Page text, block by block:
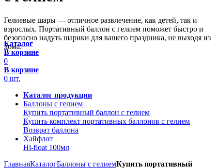
Гелиевые шары — отличное развлечение, как детей, так и
взрослых. Портативный баллон с гелием поможет быстро и
безопасно надуть шарики для вашего праздника, не выходя из
дома.
Каталог
В корзине
0
В корзине
0 шт.
Каталог продукции
Баллоны с гелием
Купить портативный баллон с гелием
Купить комплект портативных баллонов с гелием
Возврат баллона
Хайфлот
Hi-float 100мл
ГлавнаяКаталогБаллоны с гелиемКупить портативный